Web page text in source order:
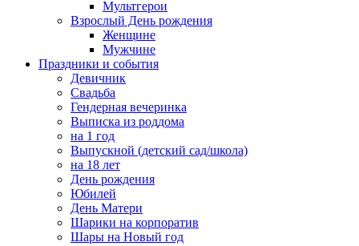
Мультгерои
Взрослый День рождения
Женщине
Мужчине
Праздники и события
Девичник
Свадьба
Гендерная вечеринка
Выписка из роддома
на 1 год
Выпускной (детский сад/школа)
на 18 лет
День рождения
Юбилей
День Матери
Шарики на корпоратив
Шары на Новый год